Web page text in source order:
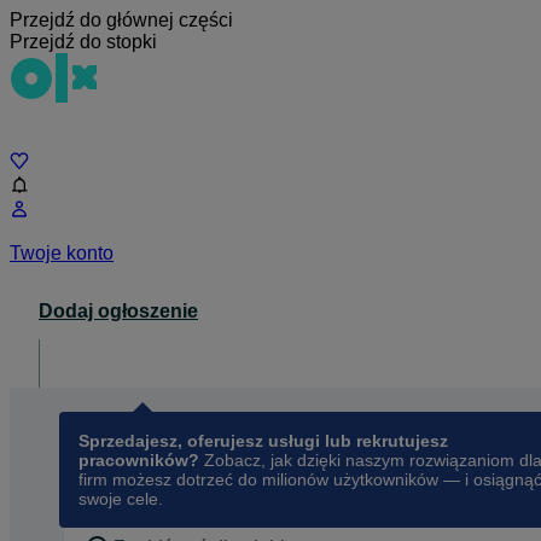
Przejdź do głównej części
Przejdź do stopki
Twoje konto
Dodaj ogłoszenie
Sprzedajesz, oferujesz usługi lub rekrutujesz
pracowników? Zobacz, jak dzięki naszym rozwiązaniom dla
firm możesz dotrzeć do milionów użytkowników — i osiągnąć
swoje cele.